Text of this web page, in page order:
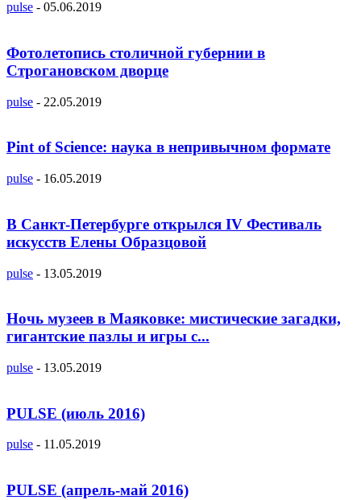
pulse - 05.06.2019
Фотолетопись столичной губернии в
Строгановском дворце
pulse - 22.05.2019
Pint of Science: наука в непривычном формате
pulse - 16.05.2019
В Санкт-Петербурге открылся IV Фестиваль
искусств Елены Образцовой
pulse - 13.05.2019
Ночь музеев в Маяковке: мистические загадки,
гигантские пазлы и игры с...
pulse - 13.05.2019
PULSE (июль 2016)
pulse - 11.05.2019
PULSE (апрель-май 2016)